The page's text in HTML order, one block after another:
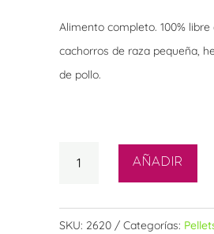
Alimento completo. 100%
cachorros de raza pequeña,
de pollo.
Cachorro
AÑADIR
SKU: 2620 Categorías: